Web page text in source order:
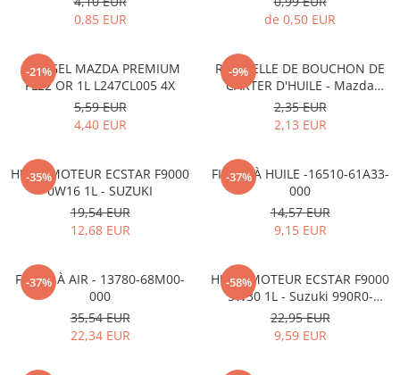
0,85 EUR
de 0,50 EUR
-21%
ANTIGEL MAZDA PREMIUM
FL22 OR 1L L247CL005 4X
5,59 EUR
4,40 EUR
-9%
RONDELLE DE BOUCHON DE
CARTER D'HUILE - Mazda
995641400
2,35 EUR
2,13 EUR
-35%
HUILE MOTEUR ECSTAR F9000
0W16 1L - SUZUKI
19,54 EUR
12,68 EUR
-37%
FILTRE À HUILE -16510-61A33-
000
14,57 EUR
9,15 EUR
-37%
FILTRE À AIR - 13780-68M00-
000
35,54 EUR
22,34 EUR
-58%
HUILE MOTEUR ECSTAR F9000
5W30 1L - Suzuki 990R0-
21E72-001
22,95 EUR
9,59 EUR